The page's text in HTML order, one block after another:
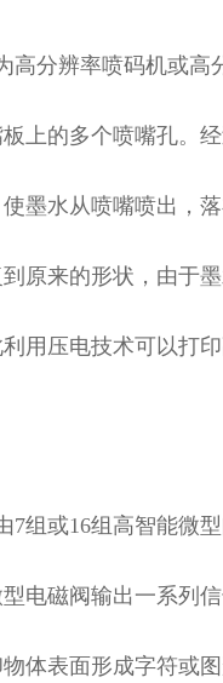
高分辨率喷码机或高
上的多个喷嘴孔。
墨水从喷嘴喷出，
原来的形状，由于
用压电技术可以打
组或16组高智能微
电磁阀输出一系列
体表面形成字符或图